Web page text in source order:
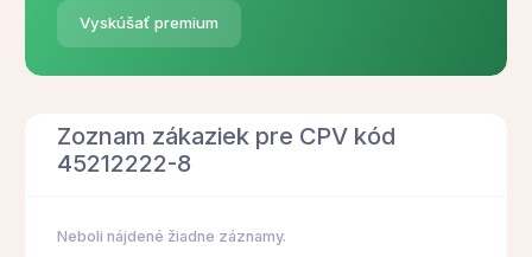
Vyskúšať premium
Zoznam zákaziek pre CPV kód
45212222-8
Neboli nájdené žiadne záznamy.